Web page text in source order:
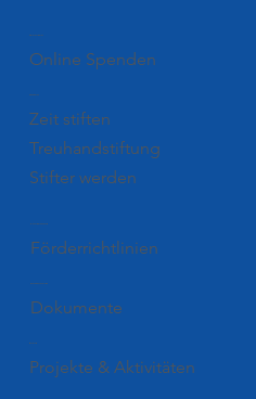
Spenden
Online Spenden
Stiften
Zeit stiften
Treuhandstiftung
Stifter werden
Förderung
Förderrichtlinien
Downloads
Dokumente
Blog
Projekte & Aktivitäten